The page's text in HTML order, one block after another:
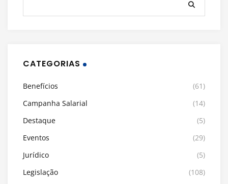
CATEGORIAS
Benefícios
(61)
Campanha Salarial
(14)
Destaque
(5)
Eventos
(29)
Jurídico
(5)
Legislação
(108)